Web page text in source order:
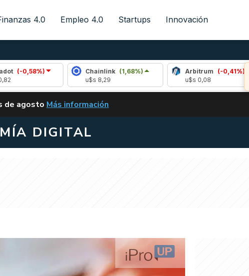
4.0 Empleo 4.0 Startups Innovación
Chainlink
(1,68%)
Arbitrum
(-0,41%)
ALERTA
de agosto VUELVE EL CARRY TRADE DE BITCOIN Y ESTA SEÑAL
Más información
DIGITAL